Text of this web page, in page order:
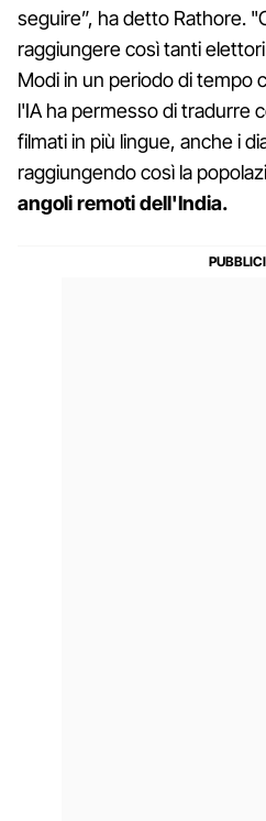
seguire”, ha detto Rathore.
raggiungere così tanti
Modi in un periodo di tempo
l'IA ha permesso di tradurre
filmati in più lingue, anche i
raggiungendo così la
angoli remoti dell'India.